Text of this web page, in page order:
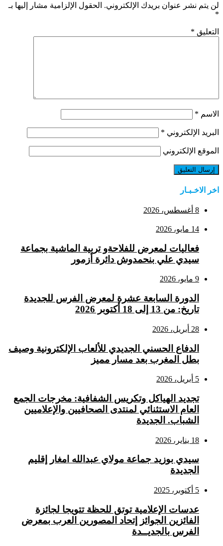
لن يتم نشر عنوان بريدك الإلكتروني. الحقول الإلزامية مشار إليها بـ
*
التعليق *
الاسم *
البريد الإلكتروني *
الموقع الإلكتروني
اخر الاخـبـار
8 أغسطس، 2026
14 مايو، 2026
فعاليات لمعرض للفلاحةو تربية الماشية بجماعة
سيدي علي بنحمدوش دائرة أزمور
9 مايو، 2026
الدورة السابعة عشرة لمعرض الفرس للجديدة
تاريخ: من 13 إلى 18 أكتوبر 2026
28 أبريل، 2026
الدفاع الحسني الجديدي للألعاب الإلكترونية وصيف
بطل المغرب بعد مسار مميز
5 أبريل، 2026
تجديد الهياكل وتكريس الشفافية: مخرجات الجمع
العام الاستثنائي لمنتدى الصحافيين والإعلاميين
الشباب. الجديدة
18 يناير، 2026
سيدي بوزيد جماعة مولاي عبدالله امغار إقليم
الجديدة
5 أكتوبر، 2025
عدسات الإعلامية توتق للحظة تتويجا لجائزة
الفائزين الجوائز إتحاد المصورين العرب بمعرض
الفرس بالجديــدة